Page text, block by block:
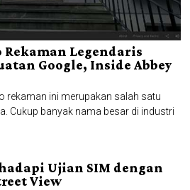
Legendaris
Google, Inside Abbey
rekaman ini merupakan salah satu
Cukup banyak nama besar di industri
Ujian SIM dengan
View